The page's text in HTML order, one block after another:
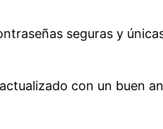
seguras y
con un buen